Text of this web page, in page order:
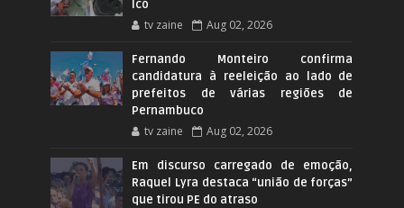
Icó
tv zaine Aug 02, 2026
Fernando Monteiro confirma
candidatura à reeleição ao lado de
prefeitos de várias regiões de
Pernambuco
tv zaine Aug 02, 2026
Em discurso carregado de emoção,
Raquel Lyra destaca “união de forças”
que tirou PE do atraso